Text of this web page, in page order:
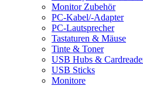
Monitor Zubehör
PC-Kabel/-Adapter
PC-Lautsprecher
Tastaturen & Mäuse
Tinte & Toner
USB Hubs &
USB Sticks
Monitore